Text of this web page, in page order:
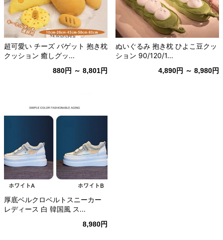
超可愛い チーズ バゲット 抱き枕
クッション 癒しグッ...
880円 ～ 8,801円
ぬいぐるみ 抱き枕 ひよこ豆クッ
ション 90/120/1...
4,890円 ～ 8,980円
厚底ベルクロベルトスニーカー
レディース 白 韓国風 ス...
8,980円